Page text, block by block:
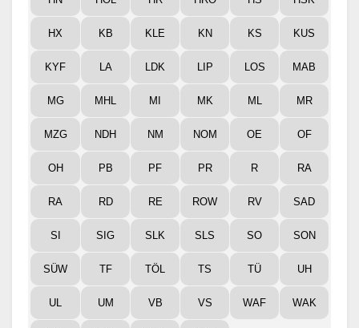
HX KB KLE KN KS KUS
KYF LA LDK LIP LOS MAB
MG MHL MI MK ML MR
MZG NDH NM NOM OE OF
OH PB PF PR R RA
RA RD RE ROW RV SAD
SI SIG SLK SLS SO SON
SÜW TF TÖL TS TÜ UH
UL UM VB VS WAF WAK